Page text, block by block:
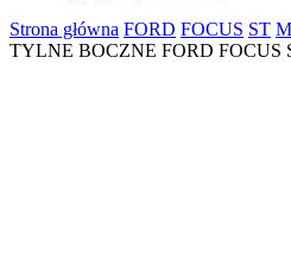
Strona główna FORD FOCUS ST
TYLNE BOCZNE FORD FOCUS